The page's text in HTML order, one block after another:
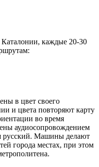
каждые 20-30
в цвет своего
и цвета повторяют карту
во время
аудиосопровождением
русский. Машины делают
города местах, при этом